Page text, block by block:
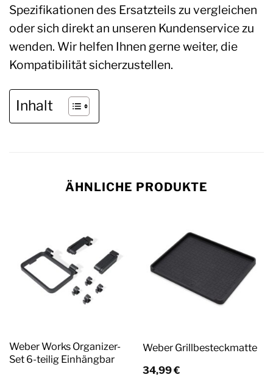
Spezifikationen des Ersatzteils zu vergleichen
oder sich direkt an unseren Kundenservice zu
wenden. Wir helfen Ihnen gerne weiter, die
Kompatibilität sicherzustellen.
Inhalt
ÄHNLICHE PRODUKTE
Weber Works Organizer-
Set 6-teilig Einhängbar
Weber Grillbesteckmatte
34,99€